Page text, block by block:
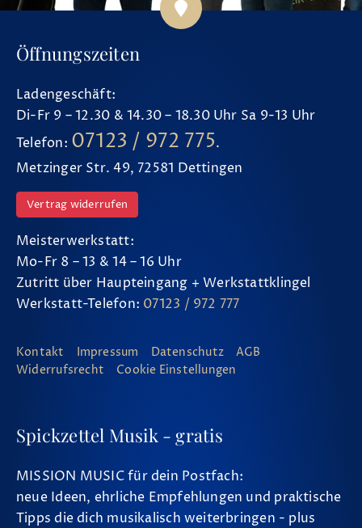
Öffnungszeiten
Ladengeschäft:
Di-Fr 9 – 12.30 & 14.30 – 18.30 Uhr Sa 9-13 Uhr
Telefon: 07123 / 972 775.
Metzinger Str. 49, 72581 Dettingen
Vertrag widerrufen
Meisterwerkstatt:
Mo-Fr 8 – 13 & 14 – 16 Uhr
Zutritt über Haupteingang + Werkstattklingel
Werkstatt-Telefon: 07123 / 972 777
Kontakt Impressum Datenschutz
AGB
Widerrufsrecht
Cookie Einstellungen
Spickzettel Musik - gratis
MISSION MUSIC für dein Postfach:
neue Ideen, ehrliche Empfehlungen und praktische
Tipps die dich musikalisch weiterbringen - plus